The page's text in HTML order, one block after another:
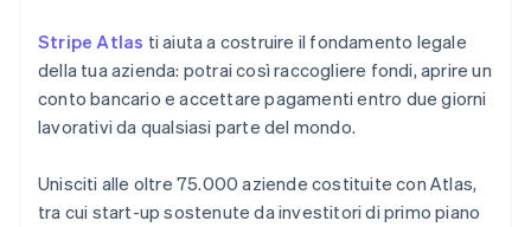
Stripe Atlas ti aiuta a costruire il fondamento legale
della tua azienda: potrai così raccogliere fondi, aprire un
conto bancario e accettare pagamenti entro due giorni
lavorativi da qualsiasi parte del mondo.
Unisciti alle oltre 75.000 aziende costituite con Atlas,
tra cui start-up sostenute da investitori di primo piano